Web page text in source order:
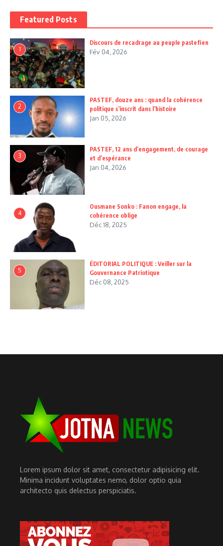
Featured Posts
1
Discours de recadrage au peuple pastefien
Fév 04, 2026
2
PASTEF, douze ans : quand la cohérence
politique s’inscrit dans l’histoire
Jan 05, 2026
3
PASTEF, 12 ans d’engagement, de courage
et d’espérance
Jan 04, 2026
4
Ousmane Sonko : Fanon engage, la
cohérence oblige
Déc 18, 2025
5
ÉDITORIAL POLITIQUE : Veiller sur la
Gouvernance Patriotique
Déc 08, 2025
Lorem ipsum dolor sit amet, consectetur adipisicing elit.
Minima incidunt voluptates nemo, dolor optio quia
architecto quis delectus perspiciatis.